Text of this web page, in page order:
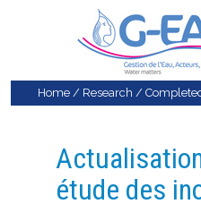
Home / Research /
étude des